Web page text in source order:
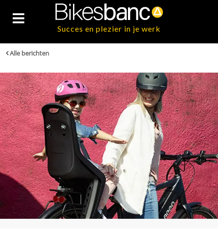
Succes en plezier in je werk
Alle berichten